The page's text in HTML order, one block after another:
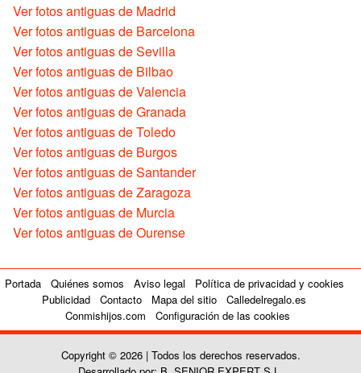
Ver fotos antiguas de Madrid
Ver fotos antiguas de Barcelona
Ver fotos antiguas de Sevilla
Ver fotos antiguas de Bilbao
Ver fotos antiguas de Valencia
Ver fotos antiguas de Granada
Ver fotos antiguas de Toledo
Ver fotos antiguas de Burgos
Ver fotos antiguas de Santander
Ver fotos antiguas de Zaragoza
Ver fotos antiguas de Murcia
Ver fotos antiguas de Ourense
Portada Quiénes somos Aviso legal
Política de privacidad y cookies
Publicidad
Contacto Mapa del sitio
Calledelregalo.es
Conmishijos.com
Configuración de las cookies
Copyright © 2026 | Todos los derechos reservados.